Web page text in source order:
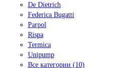
De Dietrich
Federica Bugatti
Parpol
Rispa
Termica
Unipump
Все категории (10)